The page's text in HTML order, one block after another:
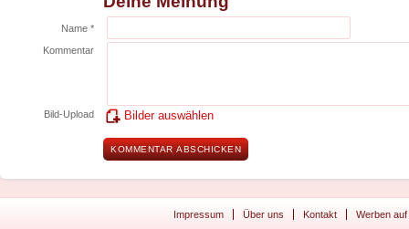
Name *
Kommentar
Bild-Upload Bilder auswählen
Impressum Über uns Kontakt Werben